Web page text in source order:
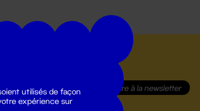
T :
S'inscrire à la newsletter
utilisés de façon
expérience sur